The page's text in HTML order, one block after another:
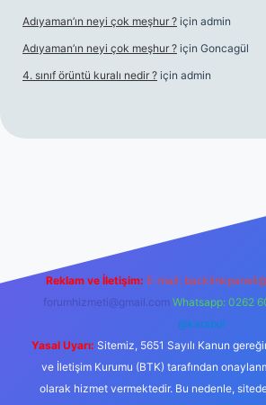
Adıyaman’ın neyi çok meşhur ? için admin
Adıyaman’ın neyi çok meşhur ? için Goncagül
4. sınıf örüntü kuralı nedir ? için admin
Reklam ve İletişim: E-mail:
forumhizmeti@gmail.com Whatsapp: 0262
@karabul
Yasal Uyarı: Sitemiz, 5651 Sayılı Kanun
ve İletişim Kurumu (BTK) tarafından
olarak hizmet vermektedir. Bu nedenle,